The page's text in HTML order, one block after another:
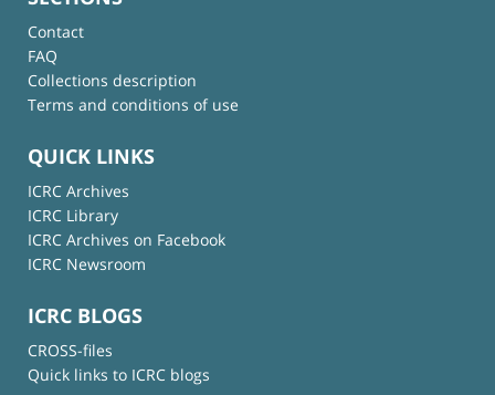
Contact
FAQ
Collections description
Terms and conditions of use
QUICK LINKS
ICRC Archives
ICRC Library
ICRC Archives on Facebook
ICRC Newsroom
ICRC BLOGS
CROSS-files
Quick links to ICRC blogs